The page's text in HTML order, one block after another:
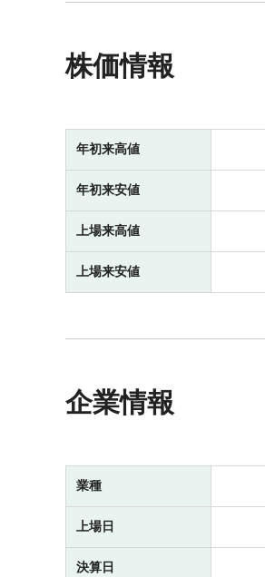
株価情報
年初来高値
年初来安値
上場来高値
上場来安値
企業情報
業種
上場日
決算日